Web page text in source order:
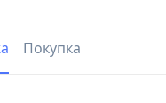
Покупка